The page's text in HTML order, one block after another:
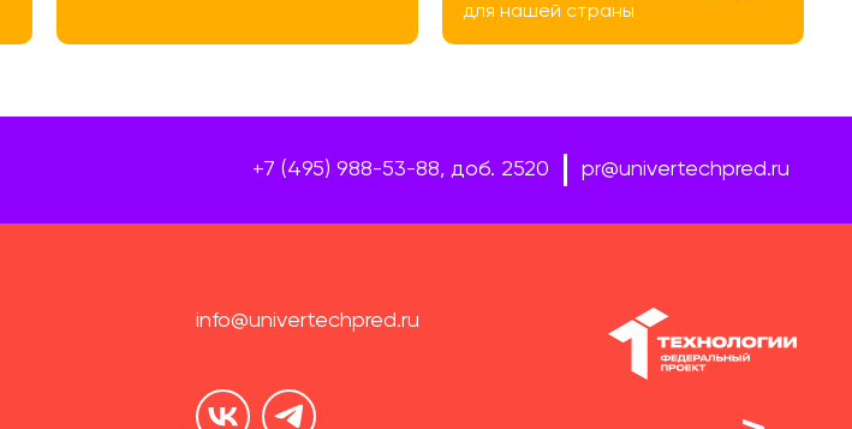
для нашей страны
+7 (495) 988-53-88, доб. 2520 pr@univertechpred.ru
info@univertechpred.ru